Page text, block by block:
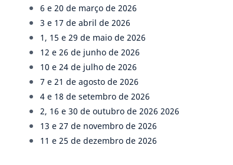
6 e 20 de março de 2026
3 e 17 de abril de 2026
1, 15 e 29 de maio de 2026
12 e 26 de junho de 2026
10 e 24 de julho de 2026
7 e 21 de agosto de 2026
4 e 18 de setembro de 2026
2, 16 e 30 de outubro de 2026 2026
13 e 27 de novembro de 2026
11 e 25 de dezembro de 2026